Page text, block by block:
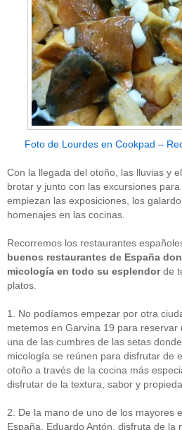
Foto de Lourdes en Cookpad –
Con la llegada del otoño, las lluvias y
brotar y junto con las excursiones para
empiezan las exposiciones, los
homenajes en las cocinas.
Recorremos los restaurantes
buenos restaurantes de España
micología en todo su esplendorde
platos.
1. No podíamos empezar por otra
metemos en Garvina 19 para reservar
una de las cumbres de las setas
micología se reúnen para disfrutar de
otoño a través de la cocina más
disfrutar de la textura, sabor y
2. De la mano de uno de los mayores
España, Eduardo Antón, disfruta de la